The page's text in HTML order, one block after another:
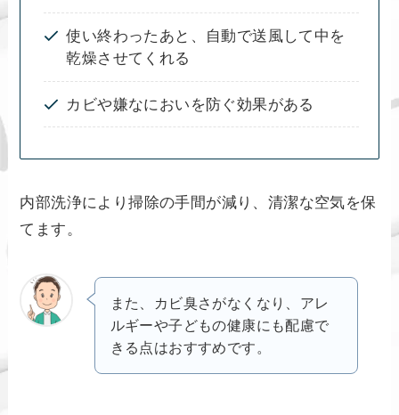
使い終わったあと、自動で送風して中を
乾燥させてくれる
カビや嫌なにおいを防ぐ効果がある
内部洗浄により掃除の手間が減り、清潔な空気を保
てます。
また、カビ臭さがなくなり、アレ
ルギーや子どもの健康にも配慮で
きる点はおすすめです。